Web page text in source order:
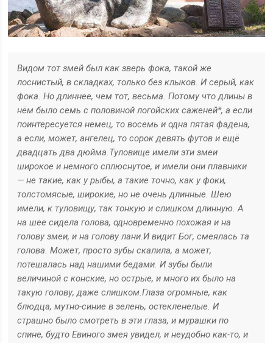
Видом тот змей был как зверь фока, такой же
лоснистый, в складках, только без клыков. И серый, как
фока. Но длиннее, чем тот, весьма. Потому что длины в
нём было семь с половиной логойских саженей*, а если
поинтересуется немец, то восемь и одна пятая фадена,
а если, может, ангелец, то сорок девять футов и ещё
двадцать два дюйма. Туловище имели эти змеи
широкое и немного сплюснутое, и имели они плавники
— не такие, как у рыбы, а такие точно, как у фоки,
толстомясые, широкие, но не очень длинные. Шею
имели, к туловищу, так тонкую и слишком длинную. А
на шее сидела голова, одновременно похожая и на
голову змеи, и на голову лани.И видит Бог, смеялась та
голова. Может, просто зубы скалила, а может,
потешалась над нашими бедами. И зубы были
величиной с конские, но острые, и много их было на
такую голову, даже слишком.Глаза огромные, как
блюдца, мутно-синие в зелень, остекленелые. И
страшно было смотреть в эти глаза, и мурашки по
спине, будто Евиного змея увидел, и неудобно как-то, и